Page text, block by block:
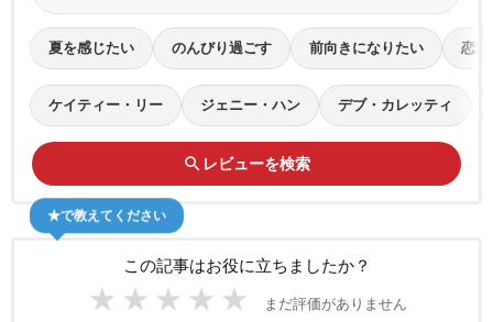
夏を感じたい のんびり過ごす 前向きになりたい 恋愛
ケイティー・リー ジェニー・ハン デブ・カレッティ
search レビューを検索
この記事はお役に立ちましたか？
★ ★ ★ ★ ★ まだ評価がありません
★で教えてください